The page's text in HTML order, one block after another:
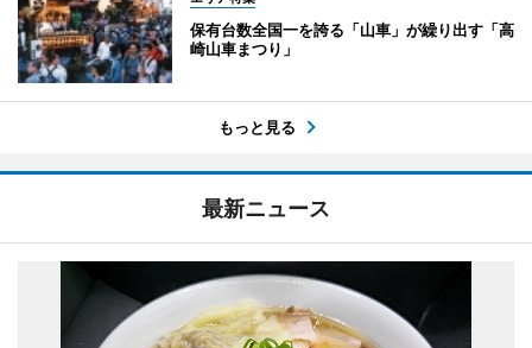
保有台数全国一を誇る「山車」が繰り出す「高
崎山車まつり」
もっと見る
最新ニュース